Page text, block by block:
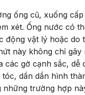
ống cũ, xuống
xét. Ống nước có
động vật lý hoặc do
này không chỉ
các gờ cạnh sắc, dễ
tóc, dần dần hình
những trường hợp